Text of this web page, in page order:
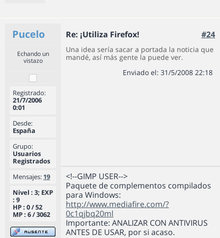
Pucelo Re: ¡Utiliza Firefox! #24
Echando un
vistazo
Registrado:
21/7/2006
0:01
Desde:
España
Grupo:
Usuarios
Registrados
Mensajes: 19
Nivel : 3; EXP
: 9
HP : 0 / 52
MP : 6 / 3062
Una idea sería sacar a portada la noticia que
mandé, así más gente la puede ver.
Enviado el: 31/5/2008 22:18
<!--GIMP USER-->
Paquete de complementos compilados
para Windows:
http://www.mediafire.com/?
0c1qjbq20ml
Importante: ANALIZAR CON ANTIVIRUS
ANTES DE USAR, por si acaso.